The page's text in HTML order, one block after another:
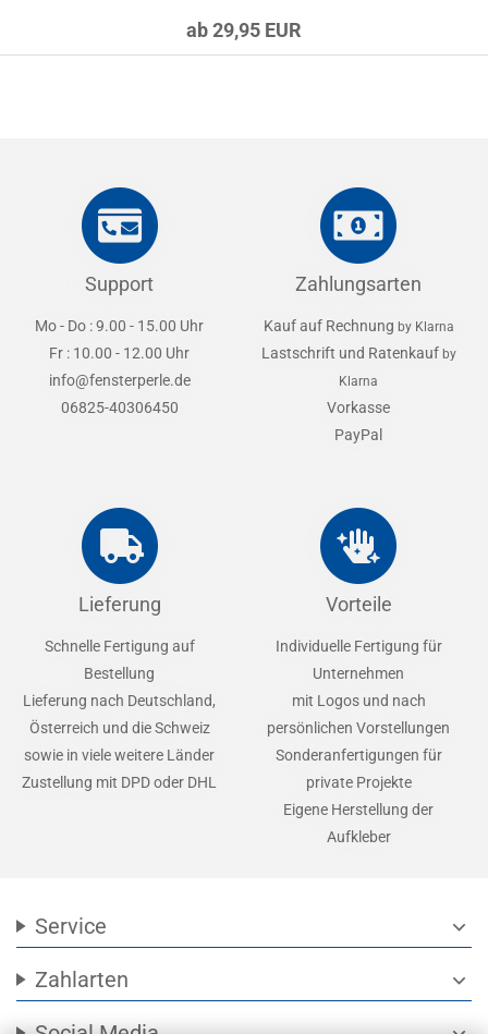
ab 29,95 EUR
Support
Mo - Do : 9.00 - 15.00 Uhr
Fr : 10.00 - 12.00 Uhr
info@fensterperle.de
06825-40306450
Zahlungsarten
Kauf auf Rechnung by Klarna
Lastschrift und Ratenkauf by
Klarna
Vorkasse
PayPal
Lieferung
Schnelle Fertigung auf
Bestellung
Lieferung nach Deutschland,
Österreich und die Schweiz
sowie in viele weitere Länder
Zustellung mit DPD oder DHL
Vorteile
Individuelle Fertigung für
Unternehmen
mit Logos und nach
persönlichen Vorstellungen
Sonderanfertigungen für
private Projekte
Eigene Herstellung der
Aufkleber
Service expand_more
Zahlarten expand_more